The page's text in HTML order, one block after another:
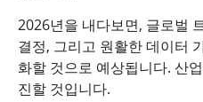
2026년을 내다보면, 글로벌
결정, 그리고 원활한 데이터
화할 것으로 예상됩니다. 산
진할 것입니다.